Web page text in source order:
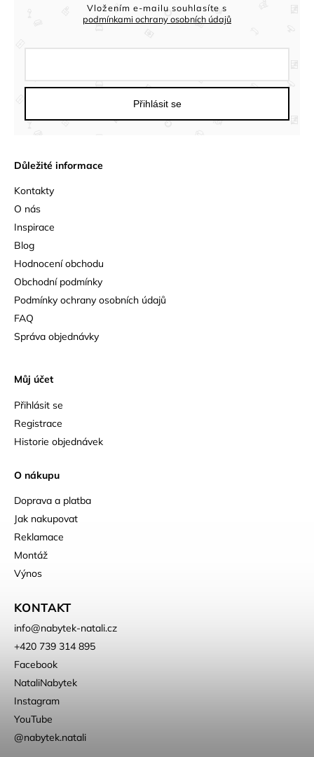
Důležité informace
Kontakty
O nás
Inspirace
Blog
Hodnocení obchodu
Obchodní podmínky
Podmínky ochrany osobních údajů
FAQ
Správa objednávky
Můj účet
Přihlásit se
Registrace
Historie objednávek
O nákupu
Doprava a platba
Jak nakupovat
Reklamace
Montáž
Výnos
KONTAKT
info@nabytek-natali.cz
+420 739 314 895
Facebook
NataliNabytek
Instagram
YouTube
@nabytek.natali
Vložením e-mailu souhlasíte s
podmínkami ochrany osobních údajů
Přihlásit se